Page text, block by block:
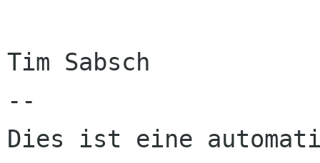
Tim Sabsch
--
Dies ist eine